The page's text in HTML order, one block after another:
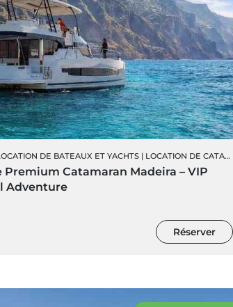
DE BATEAUX ET YACHTS | LOCATION DE CATAMARAN PRIVÉ
Premium Catamaran Madeira – VIP
Adventure
Réserver